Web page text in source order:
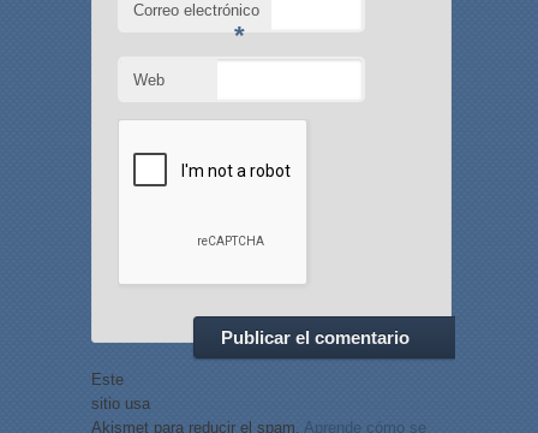
Correo electrónico
*
Web
Este
sitio usa
Akismet para reducir el spam. Aprende cómo se